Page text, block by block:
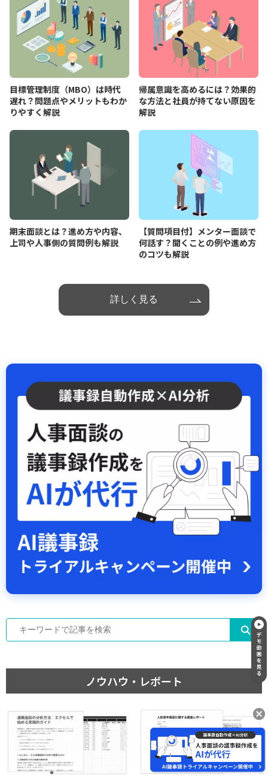
目標管理制度（MBO）は時代
遅れ？問題点やメリットもわか
りやすく解説
帰属意識を高めるには？効果的
な方法と社員が持てない原因を
解説
期末面談とは？進め方や内容、
上司や人事側の質問例も解説
【質問項目付】メンター面談で
何話す？聞くことの例や進め方
のコツも解説
詳しく見る
ノウハウ・レポート